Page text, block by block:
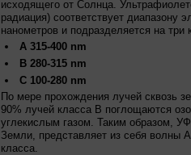
исходящего от Солнца.
радиация) соответствует диапазону
нанометров и подразделяется на три
A 315-400 nm
B 280-315 nm
C 100-280 nm
По мере прохождения лучей сквозь
90% лучей класса B поглощаются
углекислым газом. Таким образом,
Земли, представляет из себя волны
класса.